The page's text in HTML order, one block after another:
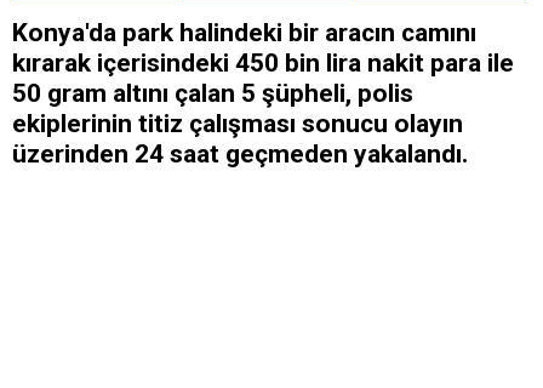
Konya'da park halindeki bir aracın camını
kırarak içerisindeki 450 bin lira nakit para ile
50 gram altını çalan 5 şüpheli, polis
ekiplerinin titiz çalışması sonucu olayın
üzerinden 24 saat geçmeden yakalandı.